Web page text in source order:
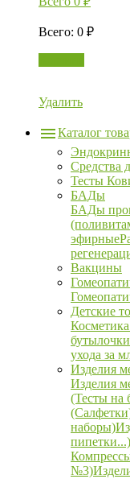
Всего: 0 ₽
Удалить
Каталог
Средства
Тесты
БАДы
БАДы
эфирные
Вакцины
Детские
бутылочки
ухода за
Изделия
Изделия
(Тесты на
наборы)
пипетки...)
№3)